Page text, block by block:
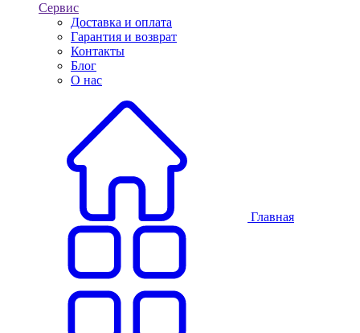
Сервис
Доставка и оплата
Гарантия и возврат
Контакты
Блог
О нас
Главная